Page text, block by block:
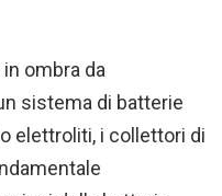
ombra da
sistema di batterie
elettroliti, i collettori di